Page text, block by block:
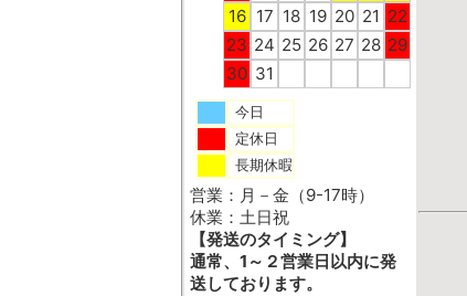
16 17 18 19 20 21 22
23 24 25 26 27 28 29
30 31
今日
定休日
長期休暇
営業：月－金（9-17時）
休業：土日祝
【発送のタイミング】
通常、1～２営業日以内に発
送しております。